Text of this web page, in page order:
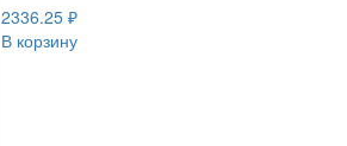
2336.25 ₽
В корзину